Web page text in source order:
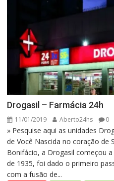
Drogasil – Farmácia 24h
11/01/2019 Aberto24hs 0
» Pesquise aqui as unidades
de Você Nascida no coração de
Bonifácio, a Drogasil começou
de 1935, foi dado o primeiro
com a fusão de...